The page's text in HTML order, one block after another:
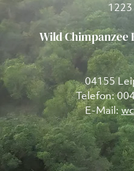
Wild Chimpanzee
04155
Telefon:
E-Mail: